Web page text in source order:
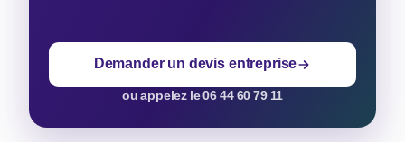
Demander un devis entreprise
ou appelez le 06 44 60 79 11